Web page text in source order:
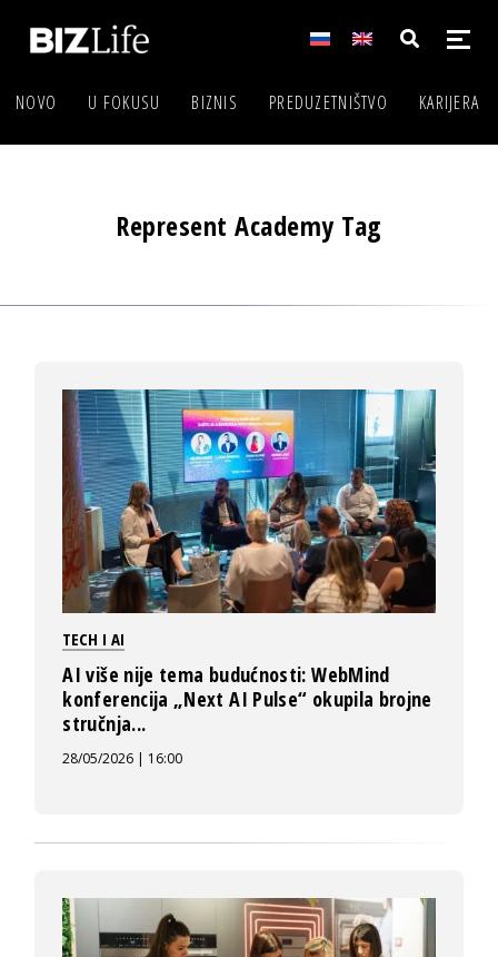
NOVO U FOKUSU BIZNIS PREDUZETNIŠTVO KARIJERA
Represent Academy Tag
TECH I AI
AI više nije tema budućnosti: WebMind
konferencija „Next AI Pulse“ okupila brojne
stručnja...
28/05/2026 | 16:00